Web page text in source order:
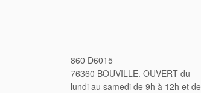
860 D6015
76360 BOUVILLE. OUVERT du
lundi au samedi de 9h à 12h et de